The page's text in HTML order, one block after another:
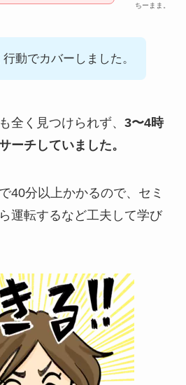
ちーまま。
行動でカバーしました。
全く見つけられず、 3〜4時
ーチしていました。
40分以上かかるので、セミ
運転するなど工夫して学び